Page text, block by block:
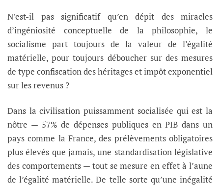
N’est-il pas significatif qu’en dépit des miracles
d’ingéniosité conceptuelle de la philosophie, le
socialisme part toujours de la valeur de l’égalité
matérielle, pour toujours déboucher sur des mesures
de type confiscation des héritages et impôt exponentiel
sur les revenus ?
Dans la civilisation puissamment socialisée qui est la
nôtre — 57% de dépenses publiques en PIB dans un
pays comme la France, des prélèvements obligatoires
plus élevés que jamais, une standardisation législative
des comportements — tout se mesure en effet à l’aune
de l’égalité matérielle. De telle sorte qu’une inégalité